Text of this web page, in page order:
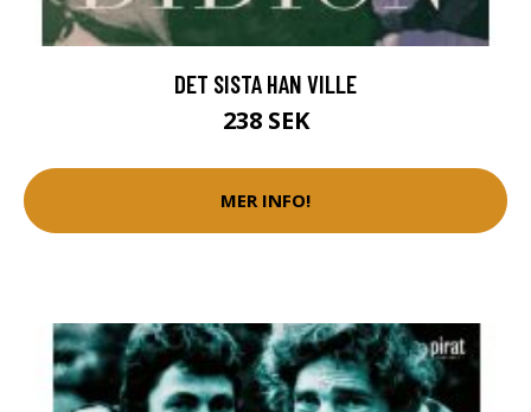
DET SISTA HAN VILLE
238 SEK
MER INFO!